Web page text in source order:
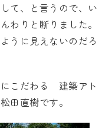
て、と言うので、い
わりと断りました。
うに見えないのだろ
にこだわる 建築アト
田直樹です。